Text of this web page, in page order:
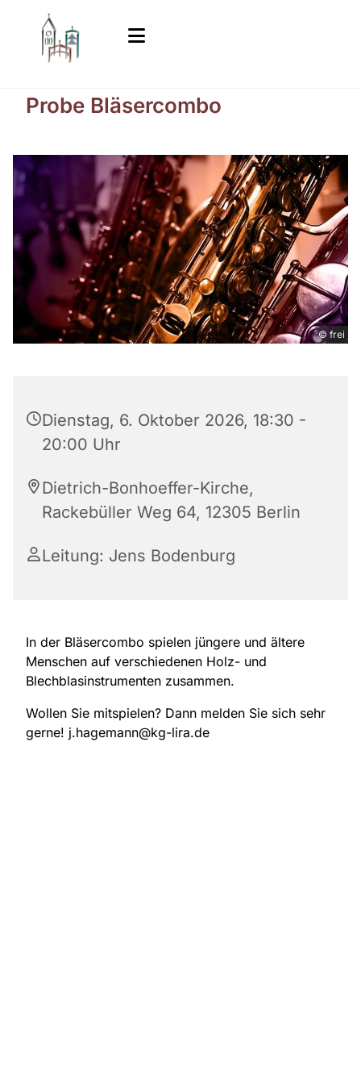
Probe Bläsercombo
© frei
Dienstag, 6. Oktober 2026, 18:30 -
20:00 Uhr
Dietrich-Bonhoeffer-Kirche,
Rackebüller Weg 64, 12305 Berlin
Leitung: Jens Bodenburg
In der Bläsercombo spielen jüngere und ältere
Menschen auf verschiedenen Holz- und
Blechblasinstrumenten zusammen.
Wollen Sie mitspielen? Dann melden Sie sich sehr
gerne! j.hagemann@kg-lira.de